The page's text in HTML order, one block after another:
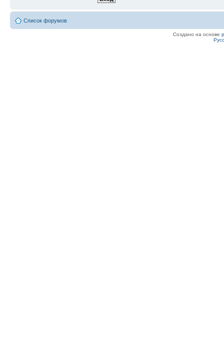
Список форумов
Создано на основе